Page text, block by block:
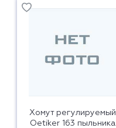
Хомут регулируемый
Oetiker 163 пыльника